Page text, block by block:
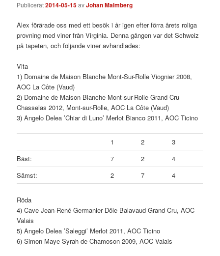
Publicerat2014-05-15avJohan Malmberg
Alex förärade oss med ett besök i år igen efter förra årets roliga
provning med viner från Virginia. Denna gången var det Schweiz
på tapeten, och följande viner avhandlades:
Vita
1) Domaine de Maison Blanche Mont-Sur-Rolle Viognier 2008,
AOC La Côte (Vaud)
2) Domaine de Maison Blanche Mont-sur-Rolle Grand Cru
Chasselas 2012, Mont-sur-Rolle, AOC La Côte (Vaud)
3) Angelo Delea ’Chiar di Luno’ Merlot Bianco 2011, AOC Ticino
1 2
3
Bäst:
7 2
4
Sämst:
2 7 4
Röda
4) Cave Jean-René Germanier Dôle Balavaud Grand Cru, AOC
Valais
5) Angelo Delea ’Saleggi’ Merlot 2011, AOC Ticino
6) Simon Maye Syrah de Chamoson 2009, AOC Valais